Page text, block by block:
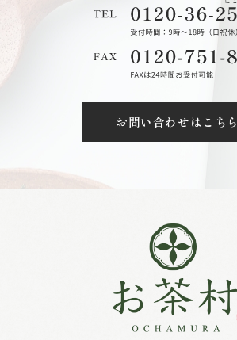
お問い合わせはこちら